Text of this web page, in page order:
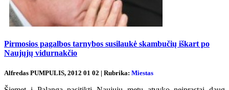
Pirmosios pagalbos tarnybos susilaukė skambučių iškart po
Naujųjų vidurnakčio
Alfredas PUMPULIS, 2012 01 02 | Rubrika: Miestas